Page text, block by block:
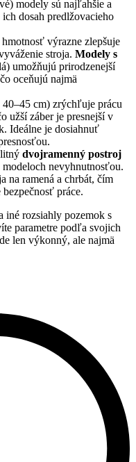
modely sú najľahšie a
dosah predlžovacieho
výrazne zlepšuje
stroja. Modely s
umožňujú prirodzenejší
oceňujú najmä
40–45 cm) zrýchľuje prácu
užší záber je presnejší v
Ideálne je dosiahnuť
dvojramenný postroj
nevyhnutnosťou.
na ramená a chrbát, čím
práce.
iné rozsiahly pozemok s
parametre podľa svojich
len výkonný, ale najmä